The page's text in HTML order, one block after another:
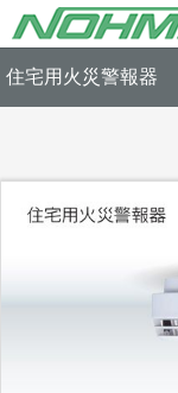
住宅用火災警報器